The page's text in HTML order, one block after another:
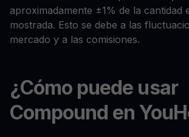
aproximadamente ±1% de la cantidad
mostrada. Esto se debe a las
mercado y a las comisiones.
¿Cómo puede usar
Compound en